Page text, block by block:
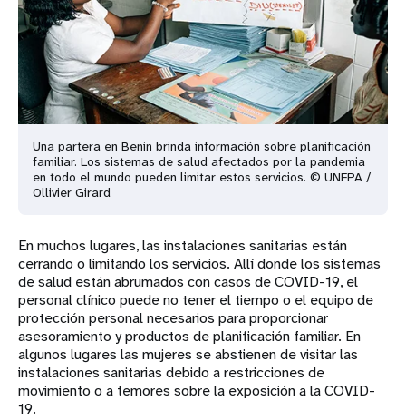
Una partera en Benin brinda información sobre planificación
familiar. Los sistemas de salud afectados por la pandemia
en todo el mundo pueden limitar estos servicios. © UNFPA /
Ollivier Girard
En muchos lugares, las instalaciones sanitarias están
cerrando o limitando los servicios. Allí donde los sistemas
de salud están abrumados con casos de COVID-19, el
personal clínico puede no tener el tiempo o el equipo de
protección personal necesarios para proporcionar
asesoramiento y productos de planificación familiar. En
algunos lugares las mujeres se abstienen de visitar las
instalaciones sanitarias debido a restricciones de
movimiento o a temores sobre la exposición a la COVID-
19.